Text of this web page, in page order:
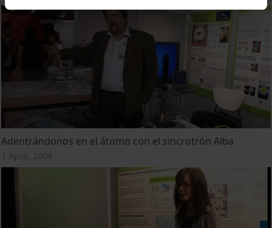
Adentrándonos en el átomo con el sincrotrón Alba
1 April, 2009